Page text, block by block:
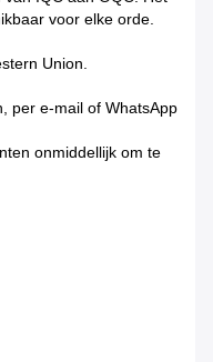
voor elke orde.
Union.
per e-mail of WhatsApp
onmiddellijk om te